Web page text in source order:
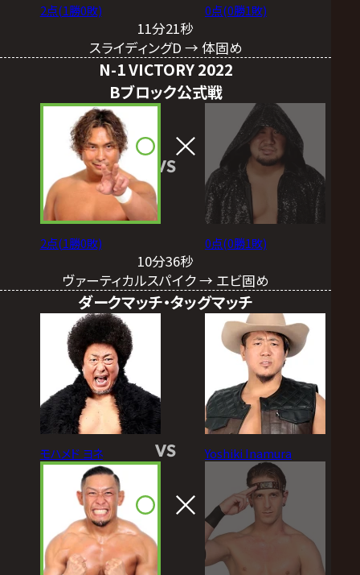
2点(1勝0敗) 0点(0勝1敗)
11分21秒
スライディングD → 体固め
N-1 VICTORY 2022
Bブロック公式戦
2点(1勝0敗)
VS
0点(0勝1敗)
10分36秒
ヴァーティカルスパイク → エビ固め
ダークマッチ・タッグマッチ
モハメド ヨネ VS Yoshiki Inamura